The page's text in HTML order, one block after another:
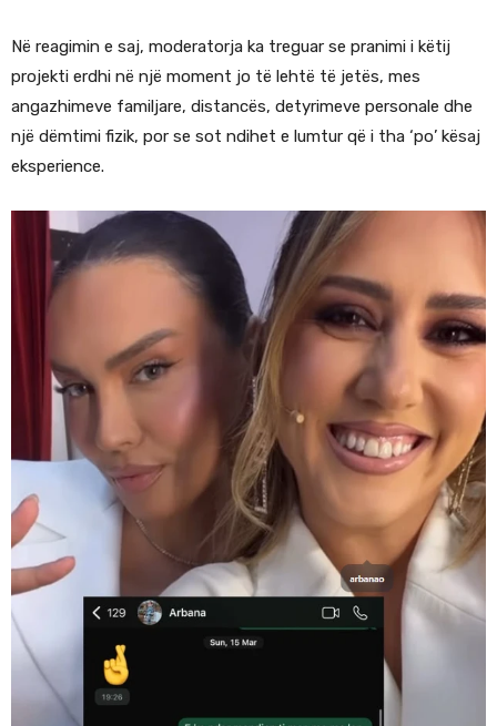
Në reagimin e saj, moderatorja ka treguar se pranimi i këtij
projekti erdhi në një moment jo të lehtë të jetës, mes
angazhimeve familjare, distancës, detyrimeve personale dhe
një dëmtimi fizik, por se sot ndihet e lumtur që i tha ‘po’ kësaj
eksperience.